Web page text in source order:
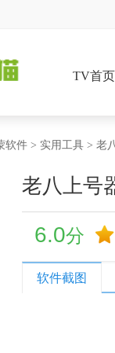
TV首页
软件 > 实用工具 > 老
老八上号
6.0分
软件截图